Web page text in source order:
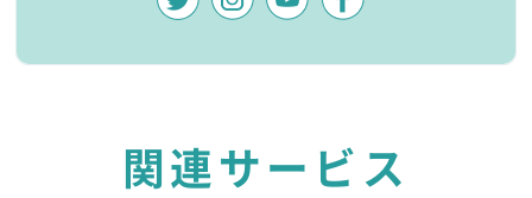
関連サービス